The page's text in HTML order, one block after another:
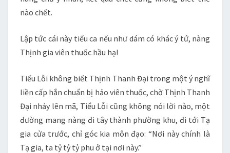
nào chết.
Lập tức cái này tiểu ca nếu như dám có khác ý tứ, nàng
Thịnh gia viên thuốc hầu hạ!
Tiểu Lỗi không biết Thịnh Thanh Đại trong một ý nghĩ
liền cấp hắn chuẩn bị hảo viên thuốc, chờ Thịnh Thanh
Đại nhảy lên mã, Tiểu Lỗi cũng không nói lời nào, một
đường mang nàng đi tây thành phường khu, đi tới Tạ
gia cửa trước, chỉ góc kia môn đạo: “Nơi này chính là
Tạ gia, ta tỷ tỷ tỷ phu ở tại nơi này.”